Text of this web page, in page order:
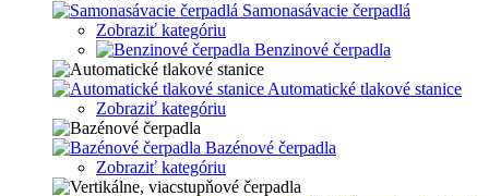
Samonasávacie čerpadlá
Zobraziť kategóriu
Benzinové čerpadla
Automatické tlakové stanice
Zobraziť kategóriu
Bazénové čerpadla
Zobraziť kategóriu